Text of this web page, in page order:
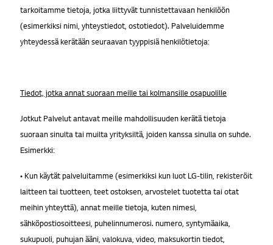
tarkoitamme tietoja, jotka liittyvät tunnistettavaan henkilöön
(esimerkiksi nimi, yhteystiedot, ostotiedot). Palveluidemme
yhteydessä kerätään seuraavan tyyppisiä henkilötietoja:
Tiedot, jotka annat suoraan meille tai kolmansille osapuolille
Jotkut Palvelut antavat meille mahdollisuuden kerätä tietoja
suoraan sinulta tai muilta yrityksiltä, joiden kanssa sinulla on suhde.
Esimerkki:
• Kun käytät palveluitamme (esimerkiksi kun luot LG-tilin, rekisteröit
laitteen tai tuotteen, teet ostoksen, arvostelet tuotetta tai otat
meihin yhteyttä), annat meille tietoja, kuten nimesi,
sähköpostiosoitteesi, puhelinnumerosi. numero, syntymäaika,
sukupuoli, puhujan ääni, valokuva, video, maksukortin tiedot,